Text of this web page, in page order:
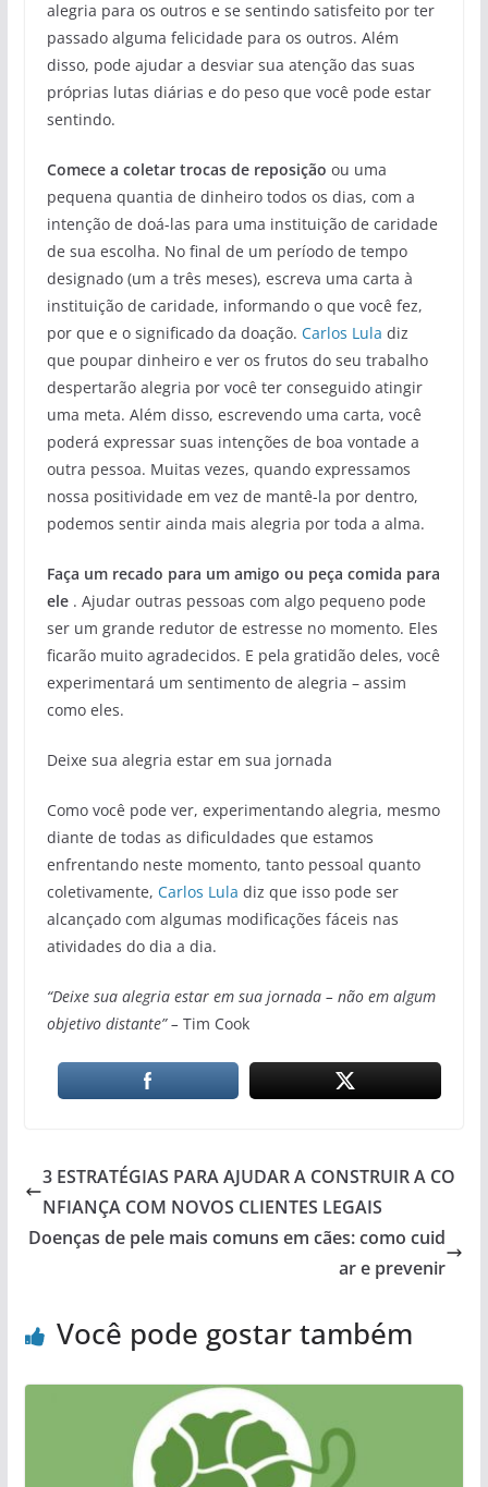
alegria para os outros e se sentindo satisfeito por ter
passado alguma felicidade para os outros. Além
disso, pode ajudar a desviar sua atenção das suas
próprias lutas diárias e do peso que você pode estar
sentindo.
Comece a coletar trocas de reposição ou uma
pequena quantia de dinheiro todos os dias, com a
intenção de doá-las para uma instituição de caridade
de sua escolha. No final de um período de tempo
designado (um a três meses), escreva uma carta à
instituição de caridade, informando o que você fez,
por que e o significado da doação. Carlos Lula diz
que poupar dinheiro e ver os frutos do seu trabalho
despertarão alegria por você ter conseguido atingir
uma meta. Além disso, escrevendo uma carta, você
poderá expressar suas intenções de boa vontade a
outra pessoa. Muitas vezes, quando expressamos
nossa positividade em vez de mantê-la por dentro,
podemos sentir ainda mais alegria por toda a alma.
Faça um recado para um amigo ou peça comida para
ele . Ajudar outras pessoas com algo pequeno pode
ser um grande redutor de estresse no momento. Eles
ficarão muito agradecidos. E pela gratidão deles, você
experimentará um sentimento de alegria – assim
como eles.
Deixe sua alegria estar em sua jornada
Como você pode ver, experimentando alegria, mesmo
diante de todas as dificuldades que estamos
enfrentando neste momento, tanto pessoal quanto
coletivamente, Carlos Lula diz que isso pode ser
alcançado com algumas modificações fáceis nas
atividades do dia a dia.
“Deixe sua alegria estar em sua jornada – não em algum
objetivo distante” – Tim Cook
3 ESTRATÉGIAS PARA AJUDAR A CONSTRUIR A CO
NFIANÇA COM NOVOS CLIENTES LEGAIS
Doenças de pele mais comuns em cães: como cuid
ar e prevenir
Você pode gostar também